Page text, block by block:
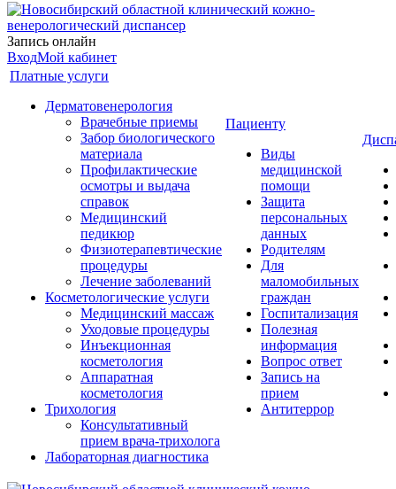
Запись онлайн
ВходМой кабинет
Платные услуги
Дерматовенерология
Врачебные приемы
Забор биологического
материала
Профилактические
осмотры и выдача
справок
Медицинский
педикюр
Физиотерапевтические
процедуры
Лечение заболеваний
Косметологические услуги
Медицинский массаж
Уходовые процедуры
Инъекционная
косметология
Аппаратная
косметология
Трихология
Консультативный
прием врача-трихолога
Лабораторная диагностика
Пациенту
Виды
медицинской
помощи
Защита
персональных
данных
Родителям
Для
маломобильных
граждан
Госпитализация
Полезная
информация
Вопрос ответ
Запись на
прием
Антитеррор